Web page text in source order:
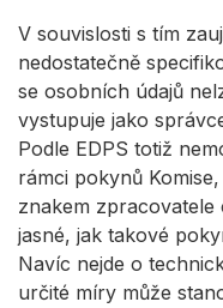
V souvislosti s tím
nedostatečně
se osobních údajů
vystupuje jako
Podle EDPS totiž
rámci pokynů
znakem
jasné, jak takové
Navíc nejde o
určité míry může